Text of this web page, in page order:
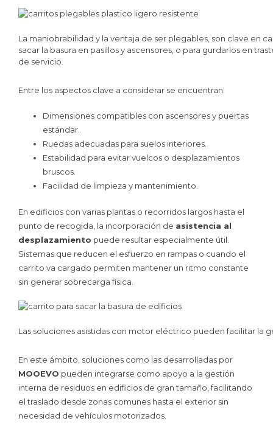
La maniobrabilidad y la ventaja de ser plegables, son clave en
sacar la basura en pasillos y ascensores, o para gurdarlos en
de servicio.
Entre los aspectos clave a considerar se encuentran:
Dimensiones compatibles con ascensores y puertas
estándar.
Ruedas adecuadas para suelos interiores.
Estabilidad para evitar vuelcos o desplazamientos
bruscos.
Facilidad de limpieza y mantenimiento.
En edificios con varias plantas o recorridos largos hasta el
punto de recogida, la incorporación de asistencia al
desplazamiento puede resultar especialmente útil.
Sistemas que reducen el esfuerzo en rampas o cuando el
carrito va cargado permiten mantener un ritmo constante
sin generar sobrecarga física.
Las soluciones asistidas con motor eléctrico pueden facilitar la
En este ámbito, soluciones como las desarrolladas por
MOOEVO pueden integrarse como apoyo a la gestión
interna de residuos en edificios de gran tamaño, facilitando
el traslado desde zonas comunes hasta el exterior sin
necesidad de vehículos motorizados.